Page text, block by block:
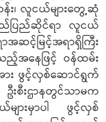
း၊ လူငယ်များတွေ့ဆုံ
ြည်ပြည်ဆိုင်ရာ လူငယ်
ဆင့်မြင့်အရာရှိကြီး
အနေဖြင့် ဝန်ထမ်း
ား ဖွင့်လှစ်ဆောင်ရွက်
ဦးစီးဌာနတွင်သာမက
ားမှာပါ ဖွင့်လှစ်